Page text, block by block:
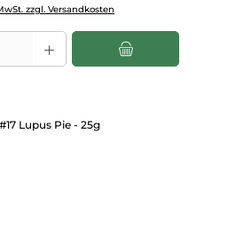
zzgl. Versandkosten
gewünschten Wert ein oder benutze die